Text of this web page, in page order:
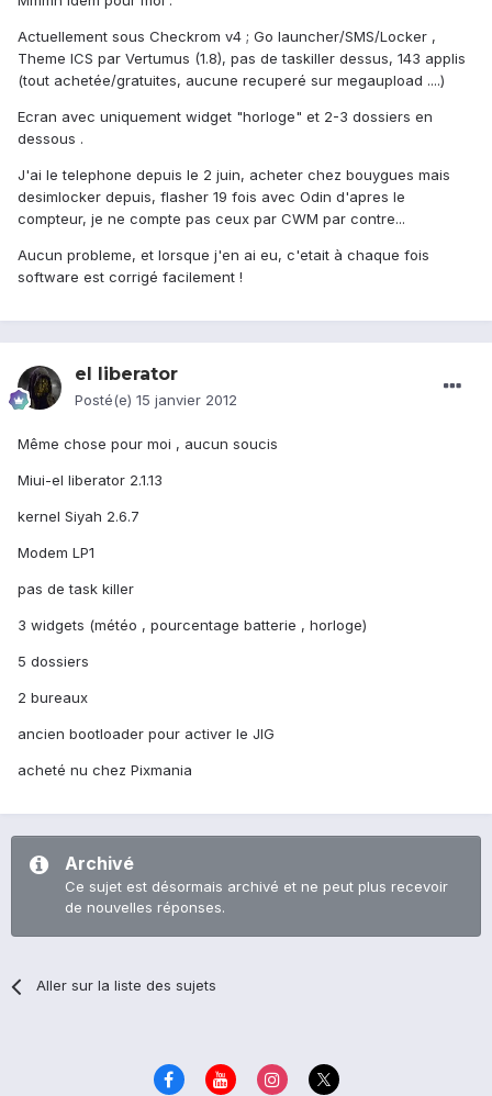
Actuellement sous Checkrom v4 ; Go launcher/SMS/Locker ,
Theme ICS par Vertumus (1.8), pas de taskiller dessus, 143 applis
(tout achetée/gratuites, aucune recuperé sur megaupload ....)
Ecran avec uniquement widget "horloge" et 2-3 dossiers en
dessous .
J'ai le telephone depuis le 2 juin, acheter chez bouygues mais
desimlocker depuis, flasher 19 fois avec Odin d'apres le
compteur, je ne compte pas ceux par CWM par contre...
Aucun probleme, et lorsque j'en ai eu, c'etait à chaque fois
software est corrigé facilement !
el liberator
Posté(e) 15 janvier 2012
Même chose pour moi , aucun soucis
Miui-el liberator 2.1.13
kernel Siyah 2.6.7
Modem LP1
pas de task killer
3 widgets (météo , pourcentage batterie , horloge)
5 dossiers
2 bureaux
ancien bootloader pour activer le JIG
acheté nu chez Pixmania
Archivé
Ce sujet est désormais archivé et ne peut plus recevoir
de nouvelles réponses.
Aller sur la liste des sujets